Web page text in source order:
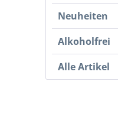
Neuheiten
Alkoholfrei
Alle Artikel